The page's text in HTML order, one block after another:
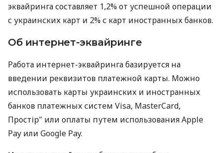
эквайринга составляет 1,2% от успешной операции
с украинских карт и 2% с карт иностранных банков.
Об интернет-эквайринге
Работа интернет-эквайринга базируется на
введении реквизитов платежной карты. Можно
использовать карты украинских и иностранных
банков платежных систем Visa, MasterCard,
Простір" или оплаты путем использования Apple
Pay или Google Pay.